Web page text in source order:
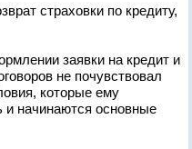
заявки на кредит и
не почувствовал
которые ему
начинаются основные